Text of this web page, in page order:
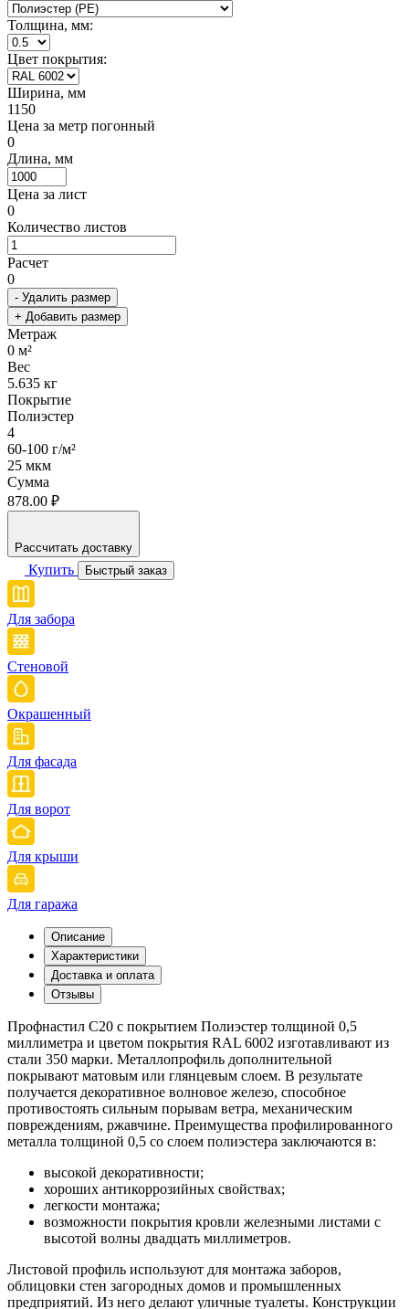
Толщина, мм:
Цвет покрытия:
Ширина, мм
1150
Цена за метр погонный
0
Длина, мм
Цена за лист
0
Количество листов
Расчет
0
- Удалить размер
+ Добавить размер
Метраж
0 м²
Вес
5.635 кг
Покрытие
Полиэстер
4
60-100 г/м²
25 мкм
Сумма
878.00 ₽
Рассчитать доставку
Купить Быстрый заказ
Для забора
Стеновой
Окрашенный
Для фасада
Для ворот
Для крыши
Для гаража
Описание
Характеристики
Доставка и оплата
Отзывы
Профнастил С20 с покрытием Полиэстер толщиной 0,5
миллиметра и цветом покрытия RAL 6002 изготавливают из
стали 350 марки. Металлопрофиль дополнительной
покрывают матовым или глянцевым слоем. В результате
получается декоративное волновое железо, способное
противостоять сильным порывам ветра, механическим
повреждениям, ржавчине. Преимущества профилированного
металла толщиной 0,5 со слоем полиэстера заключаются в:
высокой декоративности;
хороших антикоррозийных свойствах;
легкости монтажа;
возможности покрытия кровли железными листами с
высотой волны двадцать миллиметров.
Листовой профиль используют для монтажа заборов,
облицовки стен загородных домов и промышленных
предприятий. Из него делают уличные туалеты. Конструкции